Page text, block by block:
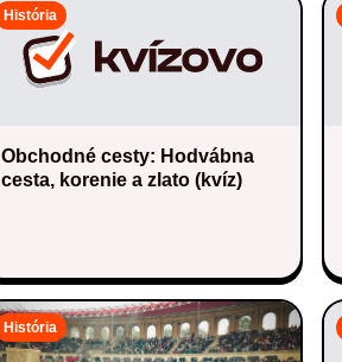
História
Obchodné cesty: Hodvábna
cesta, korenie a zlato (kvíz)
História